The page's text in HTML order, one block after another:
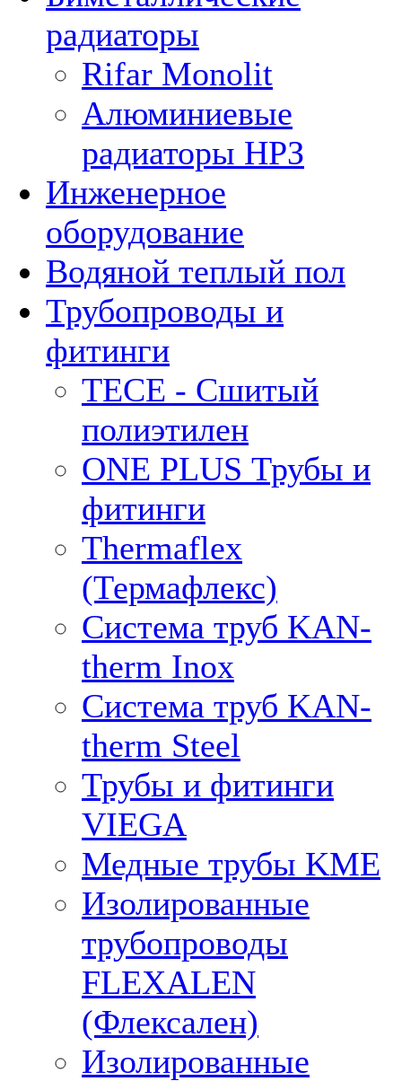
радиаторы
Rifar Monolit
Алюминиевые
радиаторы НРЗ
Инженерное
оборудование
Водяной теплый пол
Трубопроводы и
фитинги
ТЕСЕ - Сшитый
полиэтилен
ONE PLUS Трубы и
фитинги
Thermaflex
(Термафлекс)
Система труб KAN-
therm Inox
Система труб KAN-
therm Steel
Трубы и фитинги
VIEGA
Медные трубы KME
Изолированные
трубопроводы
FLEXALEN
(Флексален)
Изолированные